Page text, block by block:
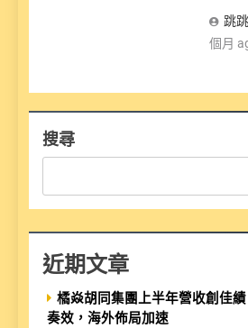
跳
個月
搜尋
近期文章
橘焱胡同集團上半年營收創佳
奏效，海外佈局加速